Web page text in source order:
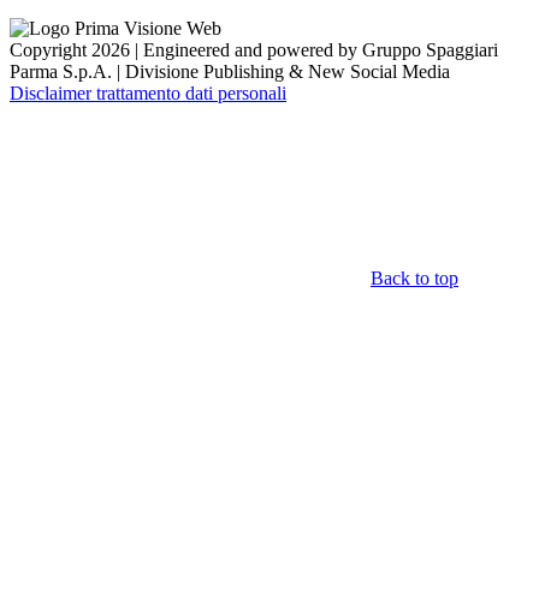
Copyright 2026 | Engineered and powered by Gruppo Spaggiari
Parma S.p.A. | Divisione Publishing & New Social Media
Disclaimer trattamento dati personali
Back to top